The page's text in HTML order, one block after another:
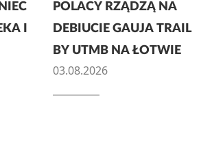
I
POLACY RZĄDZĄ NA
DEBIUCIE GAUJA TRAIL
BY UTMB NA ŁOTWIE
03.08.2026